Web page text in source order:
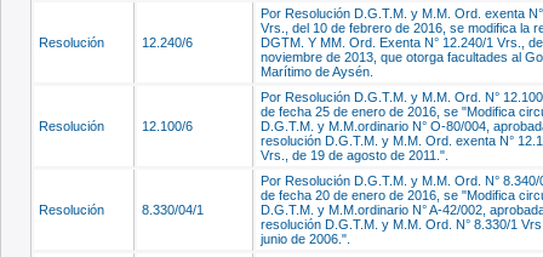
Resolución 12.240/6
Por Resolución D.G.T.M. y M.M. Ord. exenta
Vrs., del 10 de febrero de 2016, se modifica la
DGTM. Y MM. Ord. Exenta N° 12.240/1 Vrs.,
noviembre de 2013, que otorga facultades al
Marítimo de Aysén.
Resolución 12.100/6
Por Resolución D.G.T.M. y M.M. Ord. N°
de fecha 25 de enero de 2016, se "Modifica
D.G.T.M. y M.M.ordinario N° O-80/004,
resolución D.G.T.M. y M.M. Ord. exenta N°
Vrs., de 19 de agosto de 2011.".
Resolución 8.330/04/1
Por Resolución D.G.T.M. y M.M. Ord. N°
de fecha 20 de enero de 2016, se "Modifica
D.G.T.M. y M.M.ordinario N° A-42/002,
resolución D.G.T.M. y M.M. Ord. N° 8.330/1
junio de 2006.".